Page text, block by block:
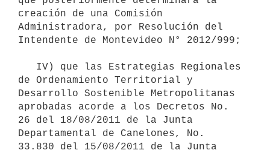
creación de una Comisión
Administradora, por Resolución del
Intendente de Montevideo N° 2012/999;
de Ordenamiento Territorial y
Desarrollo Sostenible Metropolitanas
aprobadas acorde a los Decretos No.
26 del 18/08/2011 de la Junta
Departamental de Canelones, No.
33.830 del 15/08/2011 de la Junta